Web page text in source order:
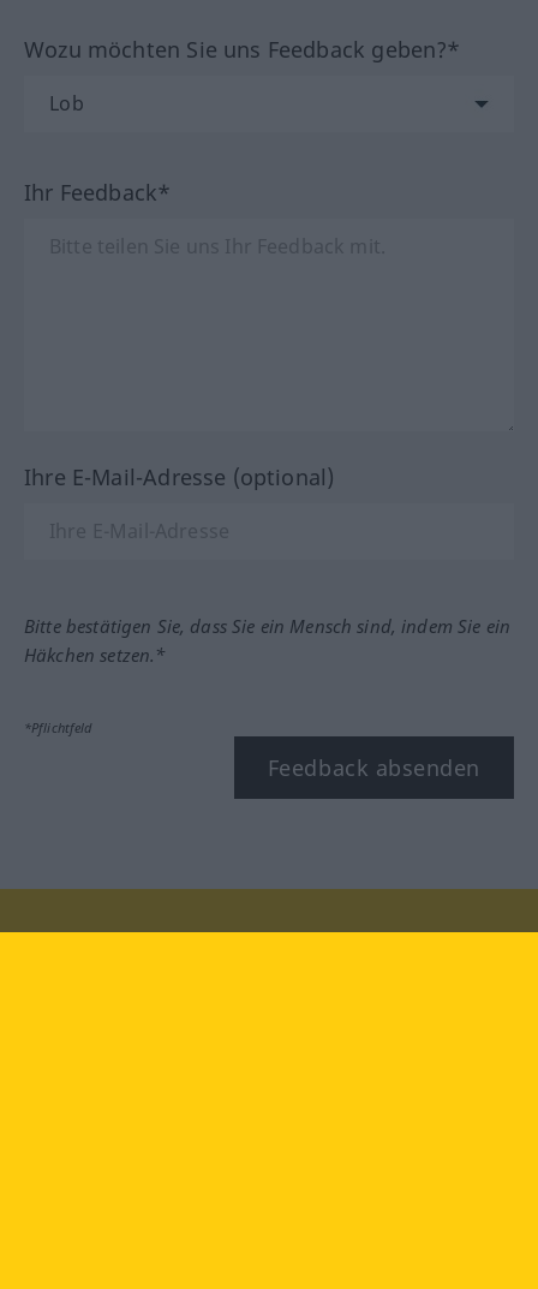
Wozu möchten Sie uns Feedback geben?*
Ihr Feedback*
Ihre E-Mail-Adresse (optional)
Bitte bestätigen Sie, dass Sie ein Mensch sind, indem Sie ein
Häkchen setzen.*
*Pflichtfeld
Feedback absenden